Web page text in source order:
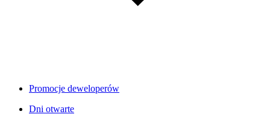
Promocje deweloperów
Dni otwarte